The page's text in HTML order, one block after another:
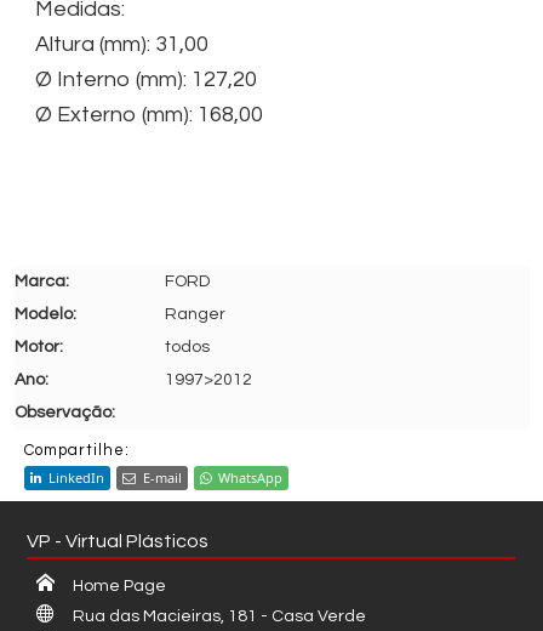
Medidas:
Altura (mm): 31,00
Ø Interno (mm): 127,20
Ø Externo (mm): 168,00
FORD
Ranger
todos
1997>2012
Compartilhe:
LinkedIn E-mail WhatsApp
VP - Virtual Plásticos
Home Page
Rua das Macieiras, 181 - Casa Verde